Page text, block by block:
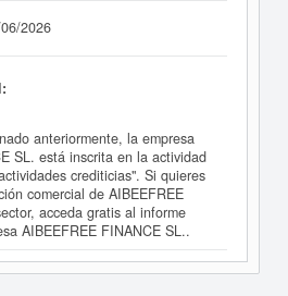
2026
anteriormente, la empresa
SL. está inscrita en la actividad
crediticias". Si quieres
comercial de AIBEEFREE
acceda gratis al informe
AIBEEFREE FINANCE SL..